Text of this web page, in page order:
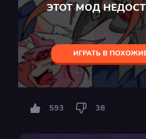
ЭТОТ МОД
ИГРАТЬ В
593 38